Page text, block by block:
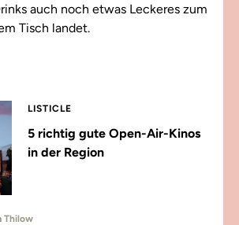
auch noch etwas Leckeres zum
Tisch landet.
LISTICLE
5 richtig gute Open-Air-Kinos
in der Region
Thilow